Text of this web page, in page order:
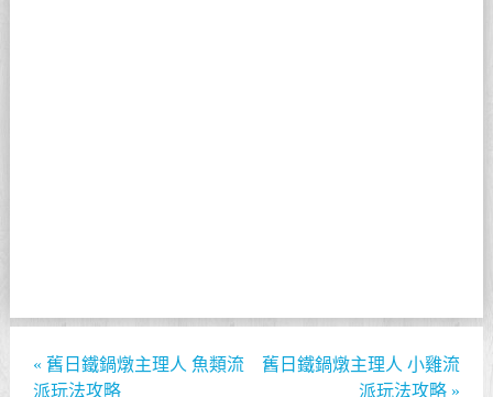
« 舊日鐵鍋燉主理人 魚類流
派玩法攻略
舊日鐵鍋燉主理人 小雞流
派玩法攻略 »